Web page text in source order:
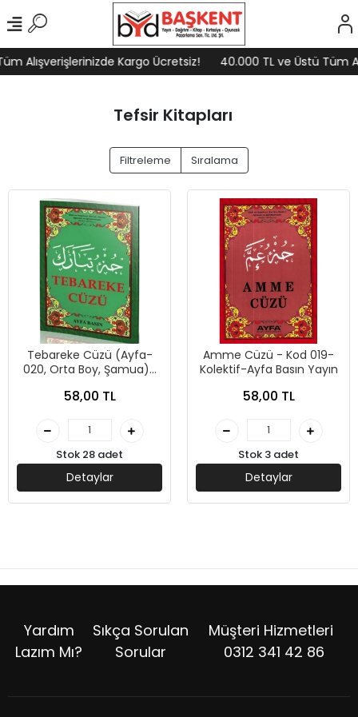
Alışverişlerinizde Kargo Ücretsiz! 40.000 TL ve Üstü Tüm
Tefsir Kitapları
Filtreleme Sıralama
Tebareke Cüzü (Ayfa-
020, Orta Boy, Şamua)-
58,00 TL
Stok 28 adet
Detaylar
Amme Cüzü - Kod 019-
Kolektif-Ayfa Basın Yayın
58,00 TL
Stok 3 adet
Detaylar
Yardım
Lazım Mı?
Sıkça Sorulan
Sorular
Müşteri Hizmetleri
0312 341 42 86